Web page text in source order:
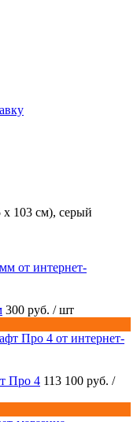
103 см), серый
300 руб. / шт
Про 4 113 100 руб. /